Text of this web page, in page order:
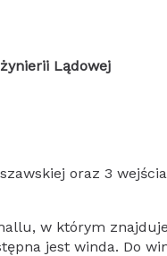
Lądowej
oraz 3
w którym
jest winda. Do